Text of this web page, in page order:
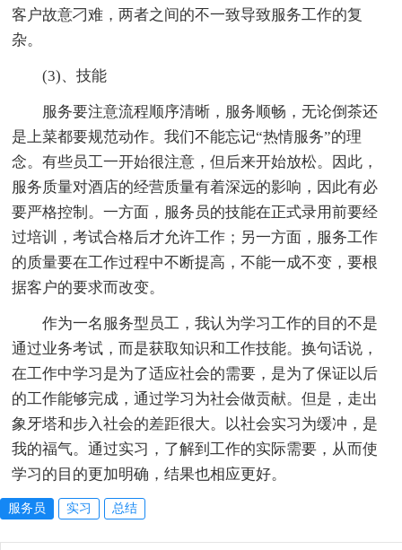
客户故意刁难，两者之间的不一致导致服务工作的复
杂。
(3)、技能
服务要注意流程顺序清晰，服务顺畅，无论倒茶还
是上菜都要规范动作。我们不能忘记“热情服务”的理
念。有些员工一开始很注意，但后来开始放松。因此，
服务质量对酒店的经营质量有着深远的影响，因此有必
要严格控制。一方面，服务员的技能在正式录用前要经
过培训，考试合格后才允许工作；另一方面，服务工作
的质量要在工作过程中不断提高，不能一成不变，要根
据客户的要求而改变。
作为一名服务型员工，我认为学习工作的目的不是
通过业务考试，而是获取知识和工作技能。换句话说，
在工作中学习是为了适应社会的需要，是为了保证以后
的工作能够完成，通过学习为社会做贡献。但是，走出
象牙塔和步入社会的差距很大。以社会实习为缓冲，是
我的福气。通过实习，了解到工作的实际需要，从而使
学习的目的更加明确，结果也相应更好。
服务员 实习 总结